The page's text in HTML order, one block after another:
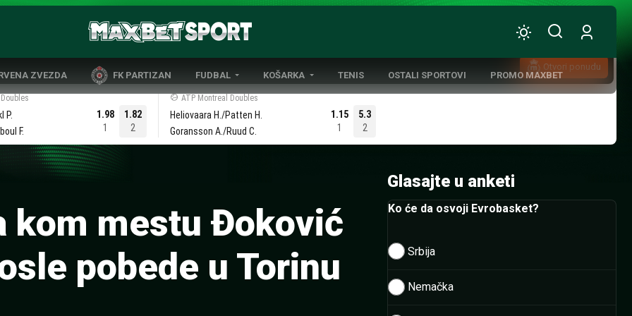
ZVEZDA FK PARTIZAN
FUDBAL
DOMAĆI FUDBAL
LIGE PETICE
EVROPSKA TAKMIČENJA
KOŠARKA
EVROLIGA
NBA LIGA
TENIS OSTALI SPORTOVI PROMO MAXBET
P.
F.
1.98
1
1.82
2
ATP Montreal Doubles
Heliovaara H./Patten H.
Goransson A./Ruud C.
1.15
1
5.3
2
Otvori ponudu
kom mestu Đoković
pobede u Torinu
Glasajte u anketi
Ko će da osvoji Evrobasket?
Srbija
Nemačka